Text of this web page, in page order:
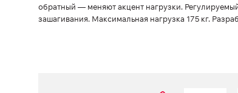
обратный — меняют акцент нагрузки.
зашагивания. Максимальная нагрузка 175 кг.